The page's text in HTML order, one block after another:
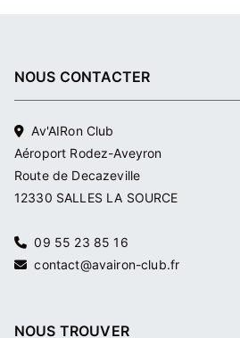
NOUS CONTACTER
Av'AIRon Club
Aéroport Rodez-Aveyron
Route de Decazeville
12330 SALLES LA SOURCE
09 55 23 85 16
contact@avairon-club.fr
NOUS TROUVER